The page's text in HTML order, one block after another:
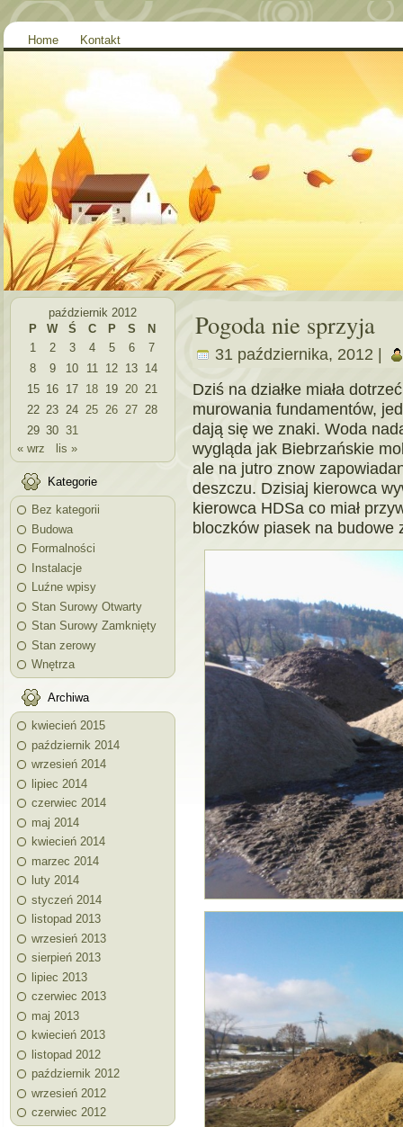
Home Kontakt
październik 2012
P
W Ś C P S
N
1
2 3 4 5 6
7
8
9 10 11 12 13 14
15 16 17 18 19 20 21
22 23 24 25 26 27 28
29 30 31
« wrz
lis »
Kategorie
Bez kategorii
Budowa
Formalności
Instalacje
Luźne wpisy
Stan Surowy Otwarty
Stan Surowy Zamknięty
Stan zerowy
Wnętrza
Archiwa
kwiecień 2015
październik 2014
wrzesień 2014
lipiec 2014
czerwiec 2014
maj 2014
kwiecień 2014
marzec 2014
luty 2014
styczeń 2014
listopad 2013
wrzesień 2013
sierpień 2013
lipiec 2013
czerwiec 2013
maj 2013
kwiecień 2013
listopad 2012
październik 2012
wrzesień 2012
czerwiec 2012
Pogoda nie sprzyja
31 października, 2012 |
Dziś na działke miała
murowania fundamentów,
dają się we znaki. Woda
wygląda jak Biebrzańskie
ale na jutro znow
deszczu. Dzisiaj kierowca
kierowca HDSa co miał
bloczków piasek na budowe